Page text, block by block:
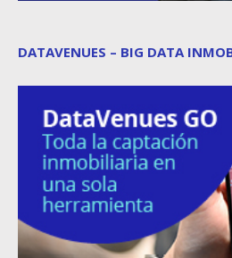
DATAVENUES – BIG DATA